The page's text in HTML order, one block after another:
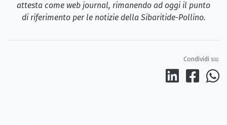
attesta come web journal, rimanendo ad oggi il punto
di riferimento per le notizie della Sibaritide-Pollino.
Condividi su: